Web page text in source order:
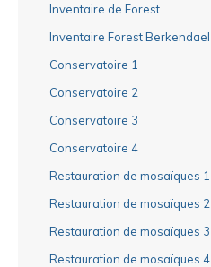
Inventaire de Forest
Inventaire Forest Berkendael
Conservatoire 1
Conservatoire 2
Conservatoire 3
Conservatoire 4
Restauration de mosaïques 1
Restauration de mosaïques 2
Restauration de mosaïques 3
Restauration de mosaïques 4